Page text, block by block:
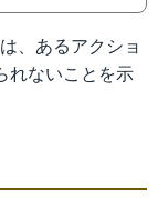
、あるアクショ
れないことを示